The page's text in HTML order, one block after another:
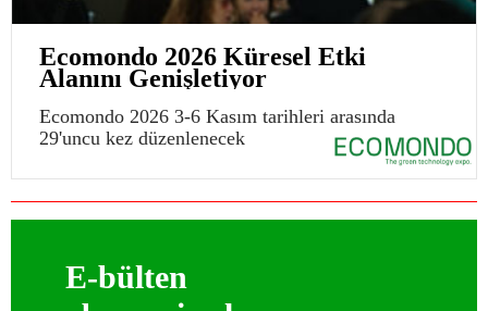
Ecomondo 2026 Küresel Etki
Alanını Genişletiyor
Ecomondo 2026 3-6 Kasım tarihleri arasında
29'uncu kez düzenlenecek
E-bülten